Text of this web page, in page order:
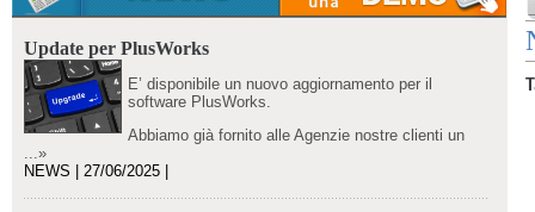
Update per PlusWorks
E’ disponibile un nuovo aggiornamento per il
software PlusWorks.
Abbiamo già fornito alle Agenzie nostre clienti un
...»
NEWS | 27/06/2025 |